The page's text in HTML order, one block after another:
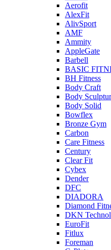
Aerofit
AlexFit
AlivSport
AMF
Ammity
AppleGate
Barbell
BASIC
BH Fitness
Body Craft
Body
Body Solid
Bowflex
Bronze Gym
Carbon
Care Fitness
Century
Clear Fit
Cybex
Dender
DFC
DIADORA
Diamond
DKN
EuroFit
Fitlux
Foreman